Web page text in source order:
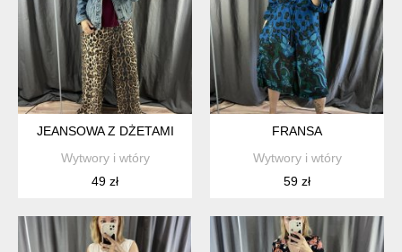
JEANSOWA Z DŻETAMI
Wytwory i wtóry
49 zł
FRANSA
Wytwory i wtóry
59 zł